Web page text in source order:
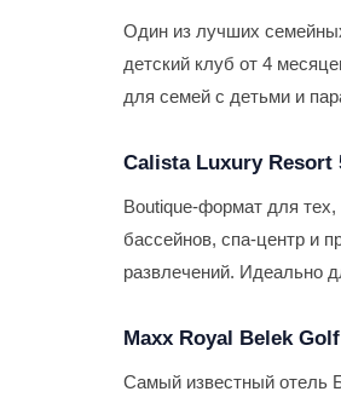
Один из лучших
детский клуб от 4
для семей с детьми и
Calista Luxury Resort
Boutique-формат для
бассейнов, спа-центр и
развлечений. Идеально
Maxx Royal Belek
Самый известный отель